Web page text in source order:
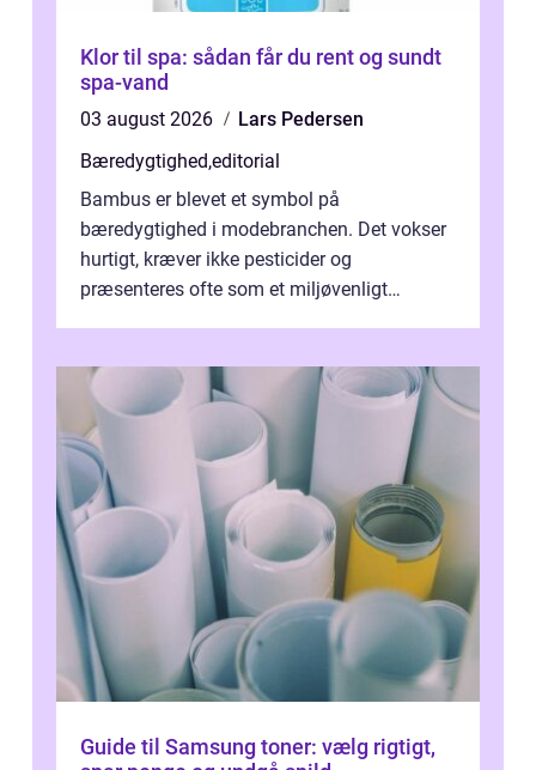
Klor til spa: sådan får du rent og sundt
spa-vand
03 august 2026
Lars Pedersen
Bæredygtighed,editorial
Bambus er blevet et symbol på
bæredygtighed i modebranchen. Det vokser
hurtigt, kræver ikke pesticider og
præsenteres ofte som et miljøvenligt
Guide til Samsung toner: vælg rigtigt,